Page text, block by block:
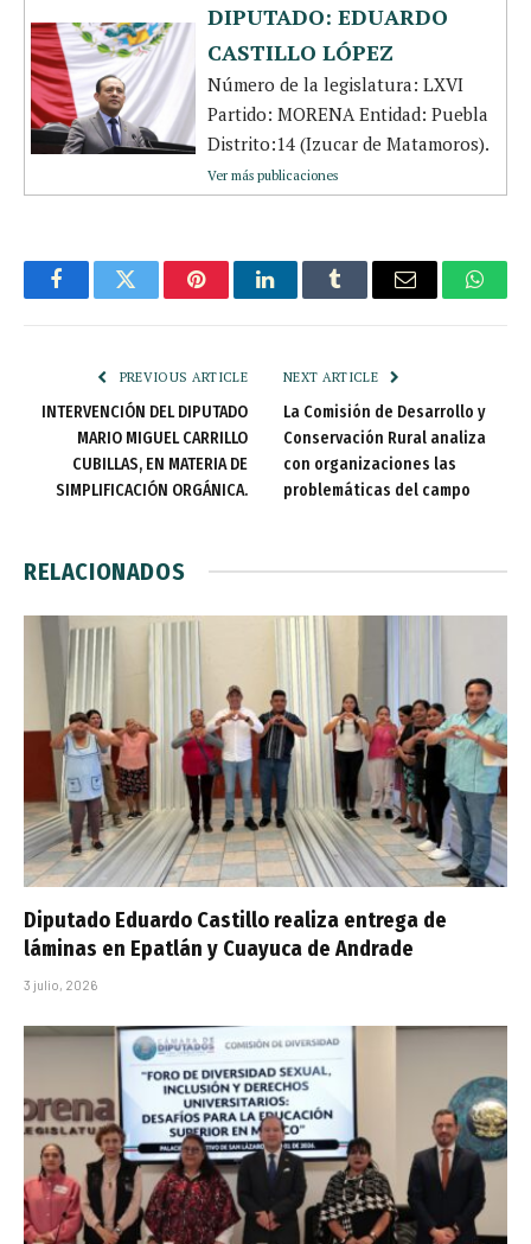
DIPUTADO: EDUARDO
CASTILLO LÓPEZ
Número de la legislatura: LXVI
Partido: MORENA Entidad: Puebla
Distrito:14 (Izucar de Matamoros).
Ver más publicaciones
FacebookTwitter PinterestLinkedInTumblr Email
PREVIOUS ARTICLE
INTERVENCIÓN DEL DIPUTADO
MARIO MIGUEL CARRILLO
CUBILLAS, EN MATERIA DE
SIMPLIFICACIÓN ORGÁNICA.
NEXT ARTICLE
La Comisión de Desarrollo y
Conservación Rural analiza
con organizaciones las
problemáticas del campo
RELACIONADOS
Diputado Eduardo Castillo realiza entrega de
láminas en Epatlán y Cuayuca de Andrade
3 julio, 2026